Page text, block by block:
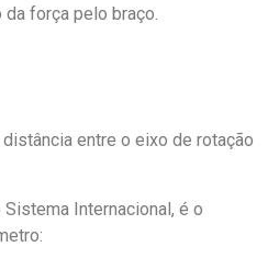
força pelo braço.
entre o eixo de rotação
Internacional, é o